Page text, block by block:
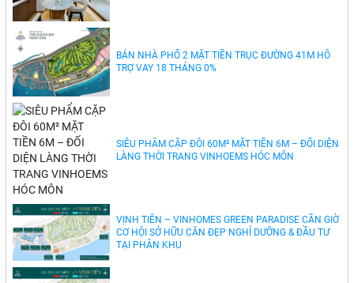
BÁN NHÀ PHỐ 2 MẶT TIỀN TRỤC ĐƯỜNG 41M HỖ
TRỢ VAY 18 THÁNG 0%
SIÊU PHẨM CẶP ĐÔI 60M² MẶT TIỀN 6M – ĐỐI DIỆN
LÀNG THỜI TRANG VINHOEMS HÓC MÔN
VỊNH TIÊN – VINHOMES GREEN PARADISE CẦN GIỜ
CƠ HỘI SỞ HỮU CĂN ĐẸP NGHỈ DƯỠNG & ĐẦU TƯ
TẠI PHÂN KHU